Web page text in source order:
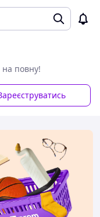
на повну!